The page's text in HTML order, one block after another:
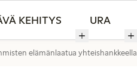
KEHITYS URA
elämänlaatua yhteishankkeella